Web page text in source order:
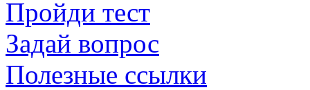
Пройди тест
Задай вопрос
Полезные ссылки